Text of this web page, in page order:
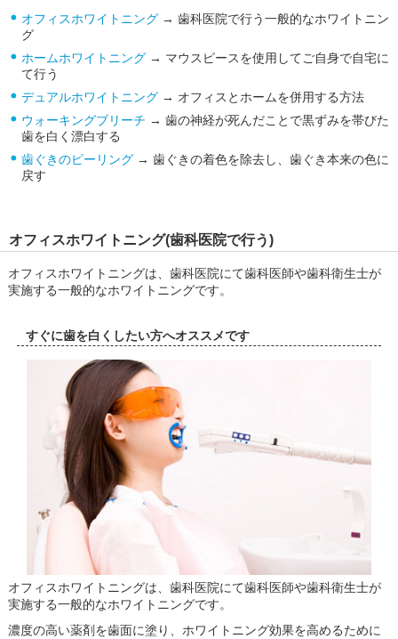
オフィスホワイトニング → 歯科医院で行う一般的なホワイトニン
グ
ホームホワイトニング → マウスピースを使用してご自身で自宅に
て行う
デュアルホワイトニング → オフィスとホームを併用する方法
ウォーキングブリーチ → 歯の神経が死んだことで黒ずみを帯びた
歯を白く漂白する
歯ぐきのピーリング → 歯ぐきの着色を除去し、歯ぐき本来の色に
戻す
オフィスホワイトニング(歯科医院で行う)
オフィスホワイトニングは、歯科医院にて歯科医師や歯科衛生士が
実施する一般的なホワイトニングです。
すぐに歯を白くしたい方へオススメです
オフィスホワイトニングは、歯科医院にて歯科医師や歯科衛生士が
実施する一般的なホワイトニングです。
濃度の高い薬剤を歯面に塗り、ホワイトニング効果を高めるために